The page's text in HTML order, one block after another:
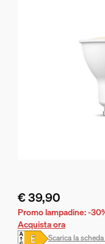
Il prezzo attuale è €
€ 39,90
Promo lampadine: -
Acquista ora
Scarica la